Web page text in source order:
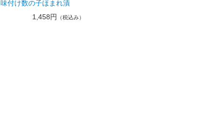
味付け数の子ほまれ漬
1,458円
（税込み）